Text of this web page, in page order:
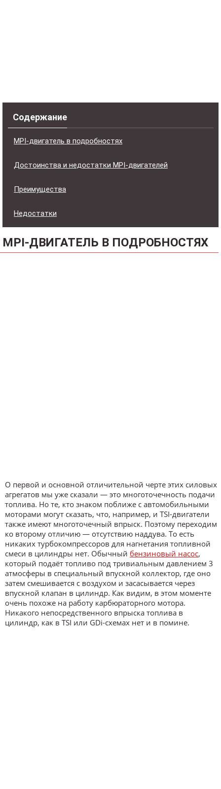
Содержание
MPI-двигатель в подробностях
Достоинства и недостатки MPI-двигателей
Преимущества
Недостатки
MPI-ДВИГАТЕЛЬ В ПОДРОБНОСТЯХ
О первой и основной отличительной черте этих силовых
агрегатов мы уже сказали — это многоточечность подачи
топлива. Но те, кто знаком поближе с автомобильными
моторами могут сказать, что, например, и TSI-двигатели
также имеют многоточечный впрыск. Поэтому переходим
ко второму отличию — отсутствию наддува. То есть
никаких турбокомпрессоров для нагнетания топливной
смеси в цилиндры нет. Обычный бензиновый насос,
который подаёт топливо под тривиальным давлением 3
атмосферы в специальный впускной коллектор, где оно
затем смешивается с воздухом и засасывается через
впускной клапан в цилиндр. Как видим, в этом моменте
очень похоже на работу карбюраторного мотора.
Никакого непосредственного впрыска топлива в
цилиндр, как в TSI или GDi-схемах нет и в помине.